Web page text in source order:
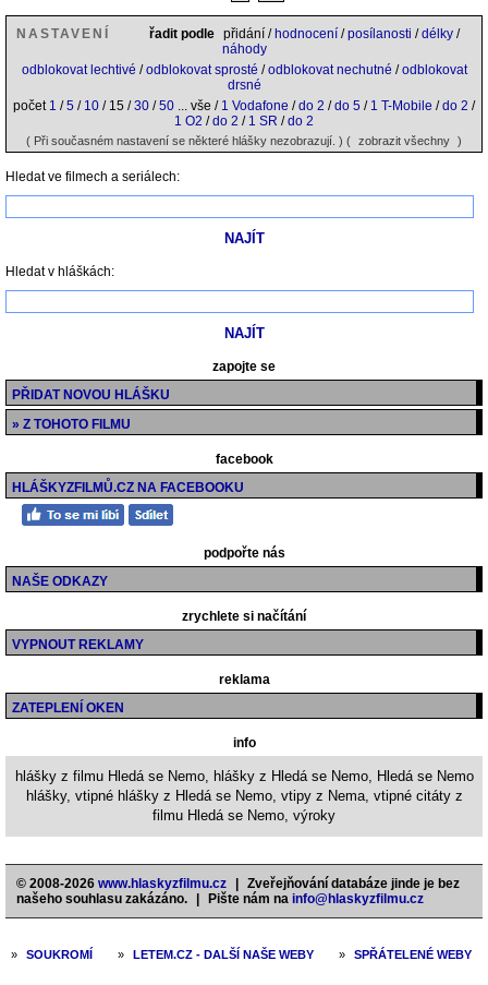
NASTAVENÍ řadit podle přidání / hodnocení /posílanosti /délky /
náhody
odblokovat lechtivé /odblokovat sprosté /odblokovat nechutné /odblokovat
drsné
počet 1 /5 / 10 / 15 /30 /50 ... vše / 1 Vodafone /do 2 /do 5 / 1 T-Mobile /do 2 /
1 O2 /do 2 / 1 SR /do 2
( Při současném nastavení se některé hlášky nezobrazují. ) ( zobrazit všechny )
Hledat ve filmech a seriálech:
Hledat v hláškách:
zapojte se
PŘIDAT NOVOU HLÁŠKU
» Z TOHOTO FILMU
facebook
HLÁŠKYZFILMŮ.CZ NA FACEBOOKU
podpořte nás
NAŠE ODKAZY
zrychlete si načítání
VYPNOUT REKLAMY
reklama
ZATEPLENÍ OKEN
info
hlášky z filmu Hledá se Nemo, hlášky z Hledá se Nemo, Hledá se Nemo
hlášky, vtipné hlášky z Hledá se Nemo, vtipy z Nema, vtipné citáty z
filmu Hledá se Nemo, výroky
© 2008-2026 www.hlaskyzfilmu.cz
Zveřejňování databáze jinde je bez
našeho souhlasu zakázáno.
Pište nám na info@hlaskyzfilmu.cz
» SOUKROMÍ » LETEM.CZ - DALŠÍ NAŠE WEBY » SPŘÁTELENÉ WEBY